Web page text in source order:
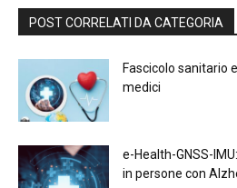
POST CORRELATI DA CATEGORIA
Fascicolo sanitario
medici
e-Health-GNSS-
in persone con